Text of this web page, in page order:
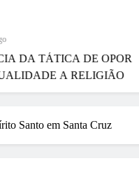
DE OPOR
RELIGIÃO
Santo em Santa Cruz